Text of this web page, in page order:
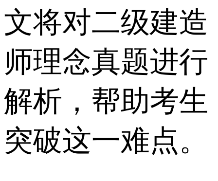
文将对二级建造
师理念真题进行
解析，帮助考生
突破这一难点。